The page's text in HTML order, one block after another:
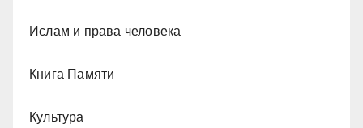
Ислам и права человека
Книга Памяти
Культура